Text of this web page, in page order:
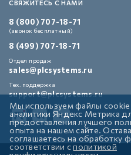
СВЯЖИТЕСЬ С НАМИ
8 (800) 707-18-71
(звонок бесплатный)
8 (499) 707-18-71
Отдел продаж
sales@plcsystems.ru
Тех. поддержка
support@plcsystems.ru
Мы используем файлы cookie
аналитики Яндекс Метрика
предоставления лучшего
опыта на нашем сайте.
соглашаетесь на обработку
соответствии сполитикой